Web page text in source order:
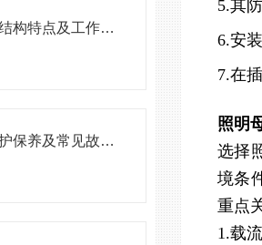
高压共箱母线槽结构特点及工作原理
插接式母线槽维护保养及常见故障处理指南
5.其
6.安
7.在
照明
选择
境条
重点
1.载